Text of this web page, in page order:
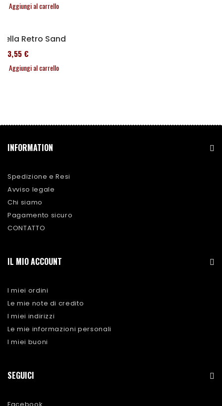
Aggiungi al carrello
Sella Retro Sand
173,55 €
Aggiungi al carrello
INFORMATION
Spedizione e Resi
Avviso legale
Chi siamo
Pagamento sicuro
CONTATTO
IL MIO ACCOUNT
I miei ordini
Le mie note di credito
I miei indirizzi
Le mie informazioni personali
I miei buoni
SEGUICI